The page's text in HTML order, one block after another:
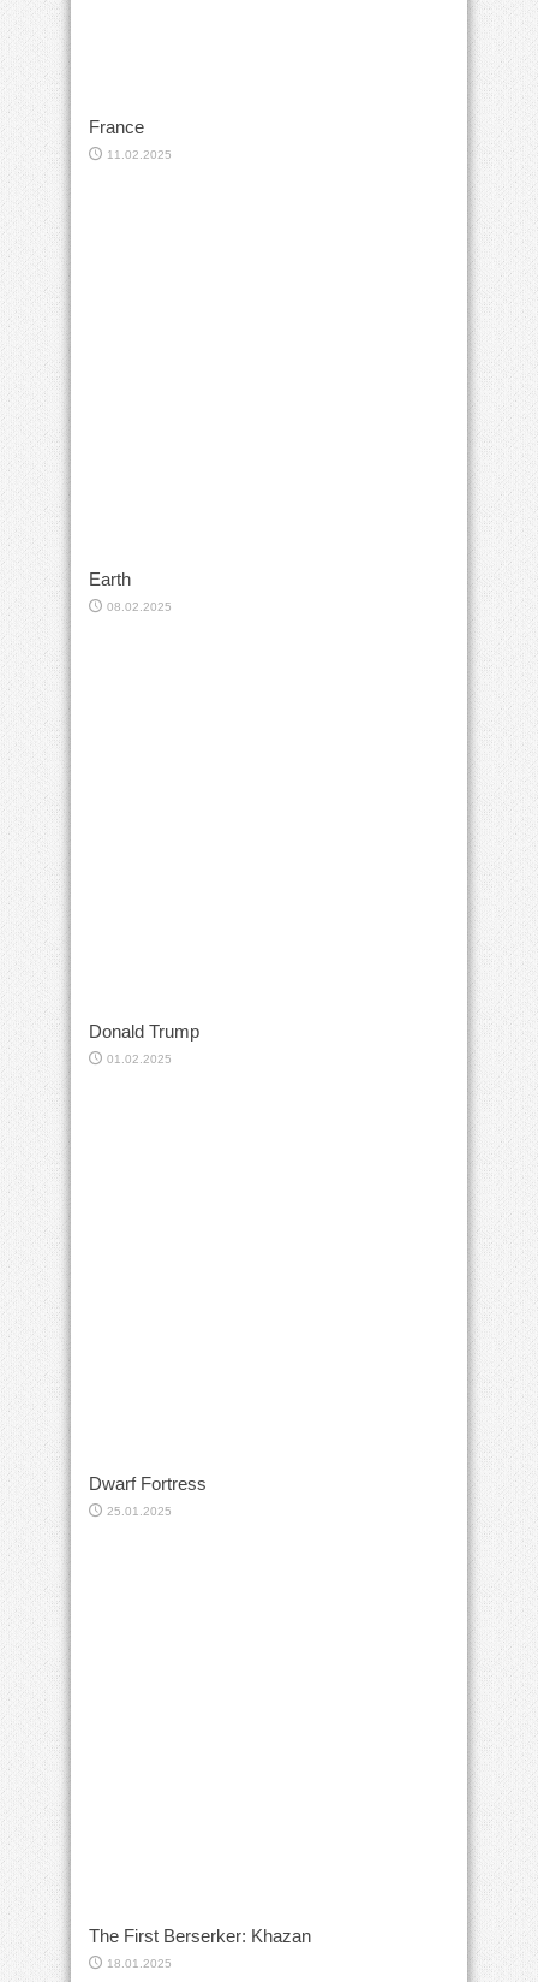
France
11.02.2025
Earth
08.02.2025
Donald Trump
01.02.2025
Dwarf Fortress
25.01.2025
The First Berserker: Khazan
18.01.2025